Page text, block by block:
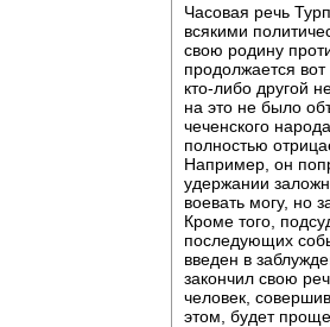
Часовая речь
всякими
свою родину
продолжается
кто-либо другой
на это не было
чеченского
полностью
Например, он
удержании
воевать могу, но
Кроме того,
последующих
введен в
закончил свою
человек,
этом, будет